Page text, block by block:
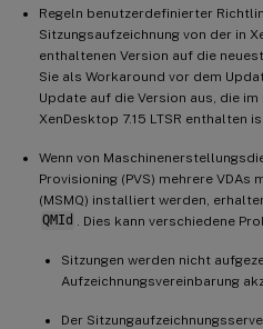
Regeln benutzerdefinierter
Sitzungsaufzeichnung von der in
enthaltenen Version auf die
Sie als Workaround vor dem
Update auf die Version aus, die im
XenDesktop 7.15 LTSR enthalten
Wenn von
Provisioning (PVS) mehrere
(MSMQ) installiert werden,
QMId
. Dies kann verschiedene
Sitzungen werden nicht
Aufzeichnungsvereinbarung
Der